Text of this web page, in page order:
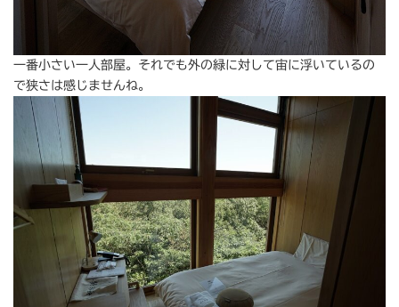
一番小さい一人部屋。それでも外の緑に対して宙に浮いているの
で狭さは感じませんね。